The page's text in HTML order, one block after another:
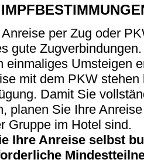
per Zug oder
gute
einmaliges Umsteigen
mit dem PKW
Damit Sie
planen Sie Ihre
Gruppe im Hotel sind.
Ihre Anreise selbst